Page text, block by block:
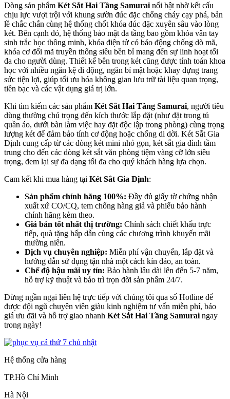
Dòng sản phẩm Két Sắt Hai Tầng Samurai nổi bật nhờ kết cấu
chịu lực vượt trội với khung sườn đúc đặc chống cháy cạy phá, bản
lề chắc chắn cùng hệ thống chốt khóa đúc đặc xuyên sâu vào lòng
két. Bên cạnh đó, hệ thống bảo mật đa tầng bao gồm khóa vân tay
sinh trắc học thông minh, khóa điện tử có báo động chống dò mã,
khóa cơ đổi mã truyền thống siêu bền bỉ mang đến sự linh hoạt tối
đa cho người dùng. Thiết kế bên trong két cũng được tính toán khoa
học với nhiều ngăn kệ di động, ngăn bí mật hoặc khay đựng trang
sức tiện lợi, giúp tối ưu hóa không gian lưu trữ tài liệu quan trọng,
tiền bạc và các vật dụng giá trị lớn.
Khi tìm kiếm các sản phẩm Két Sắt Hai Tầng Samurai, người tiêu
dùng thường chú trọng đến kích thước lắp đặt (như đặt trong tủ
quần áo, dưới bàn làm việc hay đặt độc lập trong phòng) cùng trọng
lượng két để đảm bảo tính cơ động hoặc chống di dời. Két Sắt Gia
Định cung cấp từ các dòng két mini nhỏ gọn, két sắt gia đình tầm
trung cho đến các dòng két sắt văn phòng tiệm vàng cỡ lớn siêu
trọng, đem lại sự đa dạng tối đa cho quý khách hàng lựa chọn.
Cam kết khi mua hàng tại Két Sắt Gia Định:
Sản phẩm chính hãng 100%: Đầy đủ giấy tờ chứng nhận
xuất xứ CO/CQ, tem chống hàng giả và phiếu bảo hành
chính hãng kèm theo.
Giá bán tốt nhất thị trường: Chính sách chiết khấu trực
tiếp, quà tặng hấp dẫn cùng các chương trình khuyến mãi
thường niên.
Dịch vụ chuyên nghiệp: Miễn phí vận chuyển, lắp đặt và
hướng dẫn sử dụng tận nhà một cách kín đáo, an toàn.
Chế độ hậu mãi uy tín: Bảo hành lâu dài lên đến 5-7 năm,
hỗ trợ kỹ thuật và bảo trì trọn đời sản phẩm 24/7.
Đừng ngần ngại liên hệ trực tiếp với chúng tôi qua số Hotline để
được đội ngũ chuyên viên giàu kinh nghiệm tư vấn miễn phí, báo
giá ưu đãi và hỗ trợ giao nhanh Két Sắt Hai Tầng Samurai ngay
trong ngày!
Hệ thống cửa hàng
TP.Hồ Chí Minh
Hà Nội